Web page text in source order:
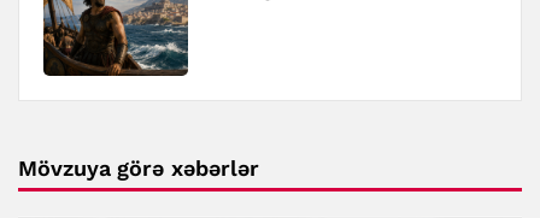
Mövzuya görə xəbərlər